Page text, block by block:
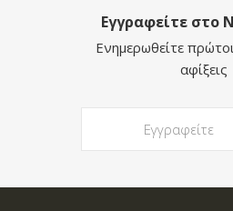
Εγγραφείτε στο
Ενημερωθείτε
αφίξεις